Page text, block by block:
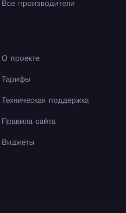
Все производители
О проекте
Тарифы
Техническая поддержка
Правила сайта
Виджеты